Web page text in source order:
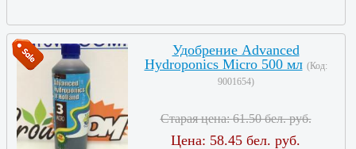
Удобрение Advanced
Hydroponics Micro 500 мл (Код:
9001654)
Старая цена:61.50 бел. руб.
Цена: 58.45 бел. руб.